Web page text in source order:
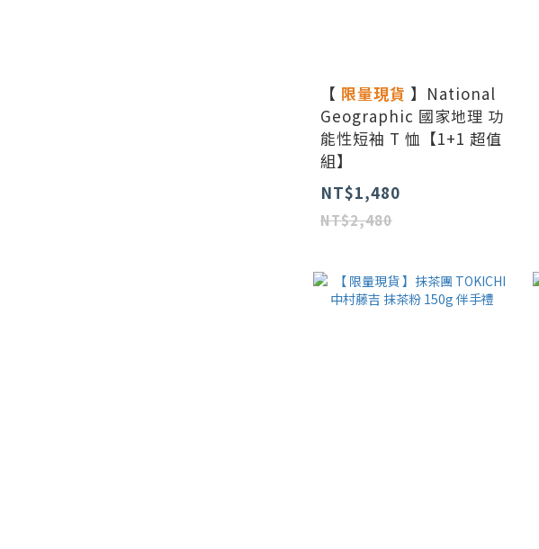
【 限量現貨 】National
Geographic 國家地理 功
能性短袖 T 恤【1+1 超值
組】
NT$1,480
NT$2,480